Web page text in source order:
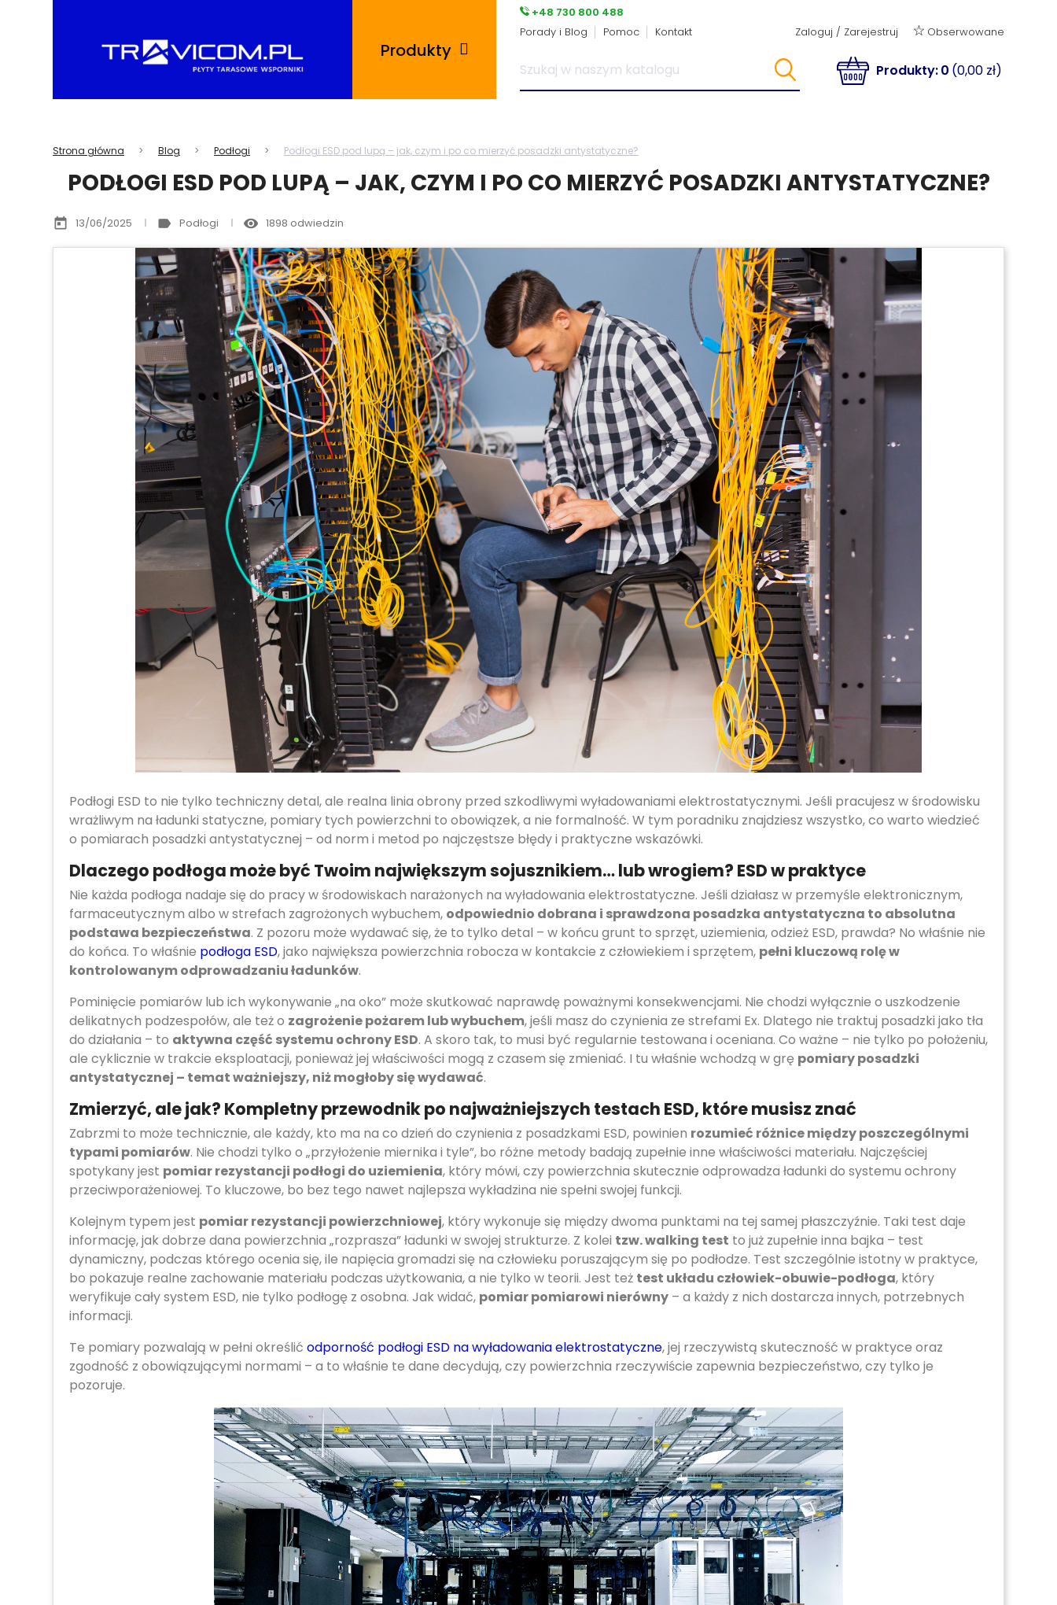
Produkty
Posadzki przemysłowe
Płyty tarasowe
Wsporniki tarasowe
Panele winylowe
Kostka brukowa
Sztuczna trawa
Taras wentylowany
Płyty na podjazd
Akcesoria ogrodowe
Meble ogrodowe
Baseny i Spa
Pellet sosnowy
drzewny
OUTLET
Porady i Blog Pomoc Kontakt
+48 730 800 488
Zaloguj / Zarejestruj Obserwowane
Produkty:0 (0,00 zł)
Strona główna Blog Podłogi Podłogi ESD pod lupą – jak, czym i po co mierzyć posadzki antystatyczne?
PODŁOGI ESD POD LUPĄ – JAK, CZYM I PO CO MIERZYĆ POSADZKI ANTYSTATYCZNE?
today 13/06/2025 label Podłogi remove_red_eye 1898 odwiedzin
Podłogi ESD to nie tylko techniczny detal, ale realna linia obrony przed szkodliwymi wyładowaniami elektrostatycznymi. Jeśli pracujesz w środowisku
wrażliwym na ładunki statyczne, pomiary tych powierzchni to obowiązek, a nie formalność. W tym poradniku znajdziesz wszystko, co warto wiedzieć
o pomiarach posadzki antystatycznej – od norm i metod po najczęstsze błędy i praktyczne wskazówki.
Dlaczego podłoga może być Twoim największym sojusznikiem… lub wrogiem? ESD w praktyce
Nie każda podłoga nadaje się do pracy w środowiskach narażonych na wyładowania elektrostatyczne. Jeśli działasz w przemyśle elektronicznym,
farmaceutycznym albo w strefach zagrożonych wybuchem, odpowiednio dobrana i sprawdzona posadzka antystatyczna to absolutna
podstawa bezpieczeństwa. Z pozoru może wydawać się, że to tylko detal – w końcu grunt to sprzęt, uziemienia, odzież ESD, prawda? No właśnie nie
do końca. To właśnie podłoga ESD, jako największa powierzchnia robocza w kontakcie z człowiekiem i sprzętem, pełni kluczową rolę w
kontrolowanym odprowadzaniu ładunków.
Pominięcie pomiarów lub ich wykonywanie „na oko” może skutkować naprawdę poważnymi konsekwencjami. Nie chodzi wyłącznie o uszkodzenie
delikatnych podzespołów, ale też o zagrożenie pożarem lub wybuchem, jeśli masz do czynienia ze strefami Ex. Dlatego nie traktuj posadzki jako tła
do działania – to aktywna część systemu ochrony ESD. A skoro tak, to musi być regularnie testowana i oceniana. Co ważne – nie tylko po położeniu,
ale cyklicznie w trakcie eksploatacji, ponieważ jej właściwości mogą z czasem się zmieniać. I tu właśnie wchodzą w grę pomiary posadzki
antystatycznej – temat ważniejszy, niż mogłoby się wydawać.
Zmierzyć, ale jak? Kompletny przewodnik po najważniejszych testach ESD, które musisz znać
Zabrzmi to może technicznie, ale każdy, kto ma na co dzień do czynienia z posadzkami ESD, powinien rozumieć różnice między poszczególnymi
typami pomiarów. Nie chodzi tylko o „przyłożenie miernika i tyle”, bo różne metody badają zupełnie inne właściwości materiału. Najczęściej
spotykany jest pomiar rezystancji podłogi do uziemienia, który mówi, czy powierzchnia skutecznie odprowadza ładunki do systemu ochrony
przeciwporażeniowej. To kluczowe, bo bez tego nawet najlepsza wykładzina nie spełni swojej funkcji.
Kolejnym typem jest pomiar rezystancji powierzchniowej, który wykonuje się między dwoma punktami na tej samej płaszczyźnie. Taki test daje
informację, jak dobrze dana powierzchnia „rozprasza” ładunki w swojej strukturze. Z kolei tzw. walking test to już zupełnie inna bajka – test
dynamiczny, podczas którego ocenia się, ile napięcia gromadzi się na człowieku poruszającym się po podłodze. Test szczególnie istotny w praktyce,
bo pokazuje realne zachowanie materiału podczas użytkowania, a nie tylko w teorii. Jest też test układu człowiek-obuwie-podłoga, który
weryfikuje cały system ESD, nie tylko podłogę z osobna. Jak widać, pomiar pomiarowi nierówny – a każdy z nich dostarcza innych, potrzebnych
informacji.
Te pomiary pozwalają w pełni określić odporność podłogi ESD na wyładowania elektrostatyczne, jej rzeczywistą skuteczność w praktyce oraz
zgodność z obowiązującymi normami – a to właśnie te dane decydują, czy powierzchnia rzeczywiście zapewnia bezpieczeństwo, czy tylko je
pozoruje.